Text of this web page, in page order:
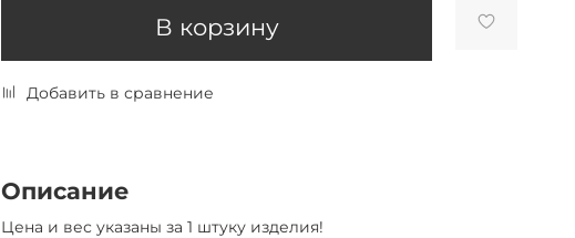
В корзину
Добавить в сравнение
Описание
Цена и вес указаны за 1 штуку изделия!